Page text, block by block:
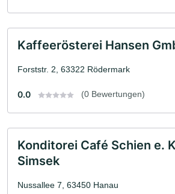
Kaffeerösterei Hansen
Forststr. 2, 63322 Rödermark
0.0 (0 Bewertungen)
Konditorei Café Schien e.
Simsek
Nussallee 7, 63450 Hanau